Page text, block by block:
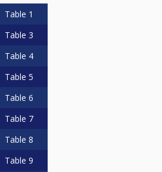
Table 1
Table 3
Table 4
Table 5
Table 6
Table 7
Table 8
Table 9